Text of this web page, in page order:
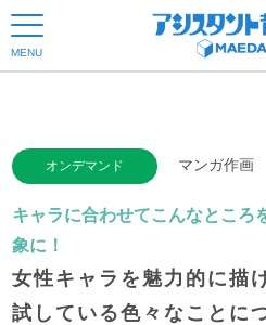
MENU
オンデマンド マンガ作画
キャラに合わせてこんなところ
象に！
女性キャラを魅力的に描
試している色々なことに